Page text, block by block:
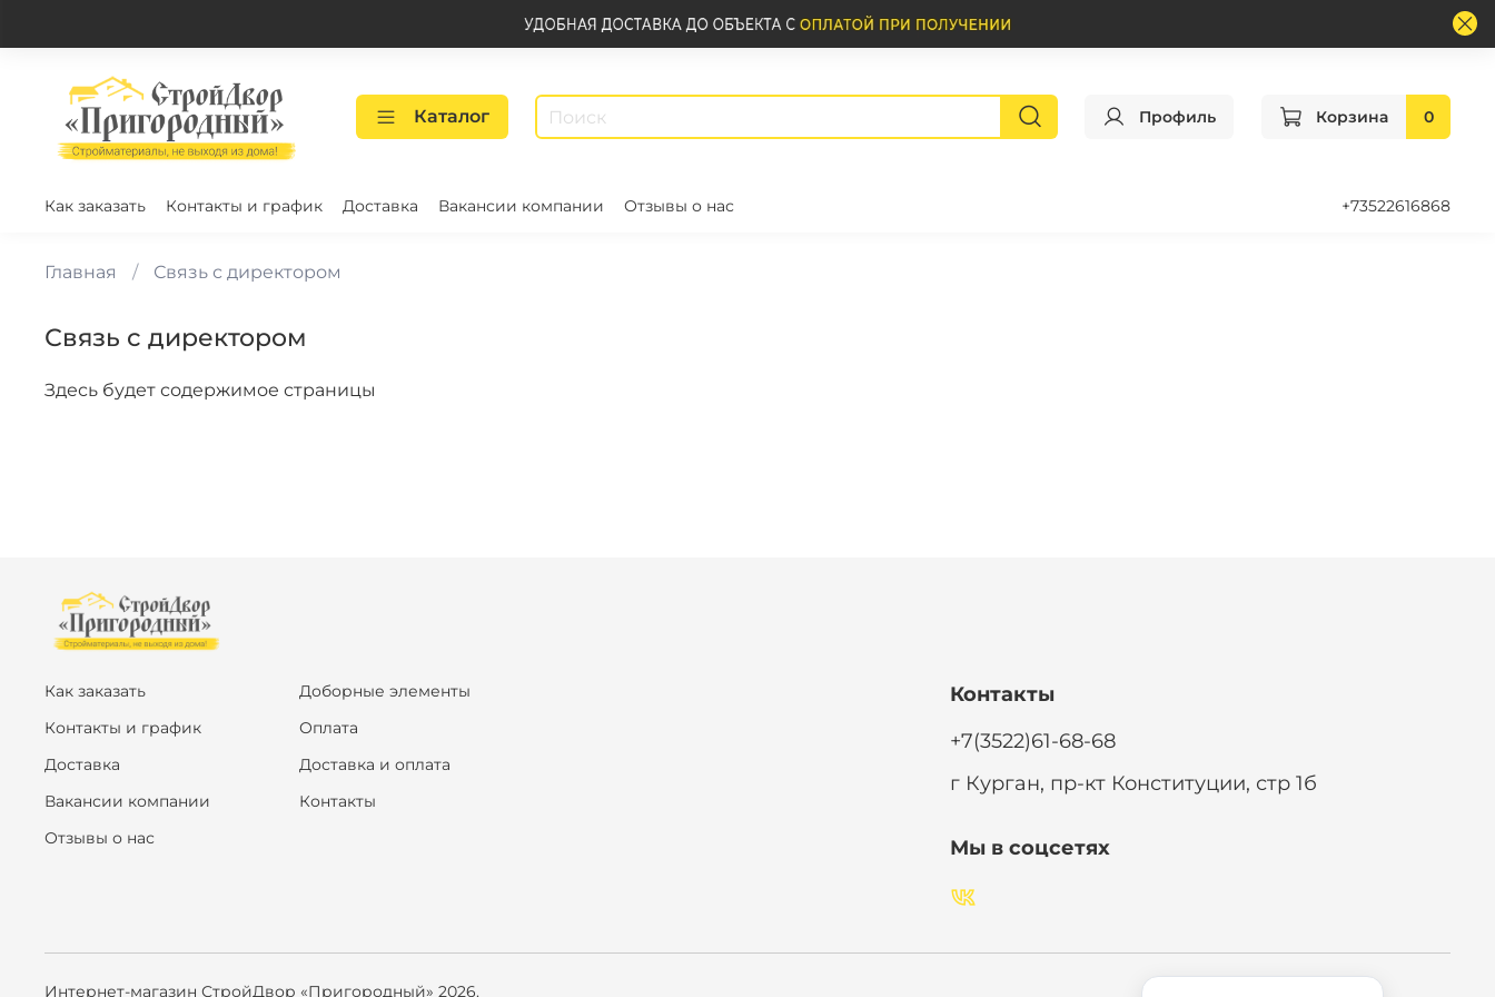
Каталог Профиль Корзина 0
Как заказать Контакты и график Доставка Вакансии компании Отзывы о нас +73522616868
Главная Связь с директором
Связь с директором
Здесь будет содержимое страницы
Как заказать
Контакты и график
Доставка
Вакансии компании
Отзывы о нас
Доборные элементы
Оплата
Доставка и оплата
Контакты
Контакты
+7(3522)61-68-68
г Курган, пр-кт Конституции, стр 1б
Мы в соцсетях
Интернет-магазин СтройДвор «Пригородный» 2026.